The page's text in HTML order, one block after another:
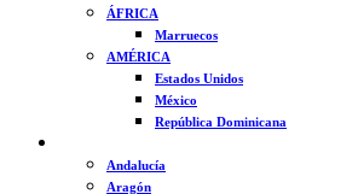
ÁFRICA
Marruecos
AMÉRICA
Estados Unidos
México
República Dominicana
Andalucía
Aragón